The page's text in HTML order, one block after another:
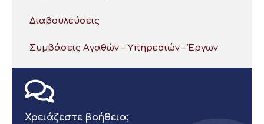
Διαβουλεύσεις
Συμβάσεις Αγαθών – Υπηρεσιών – Έργων
Χρειάζεστε βοήθεια;